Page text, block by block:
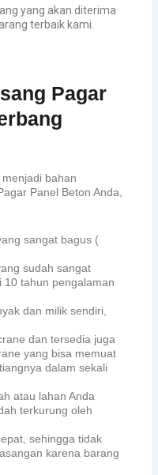
yang akan diterima
terbaik kami.
Pagar
bahan
Panel Beton Anda,
sangat bagus (
sudah sangat
10 tahun pengalaman
dan milik sendiri,
dan tersedia juga
yang bisa memuat
dalam sekali
atau lahan Anda
terkurung oleh
sehingga tidak
karena barang